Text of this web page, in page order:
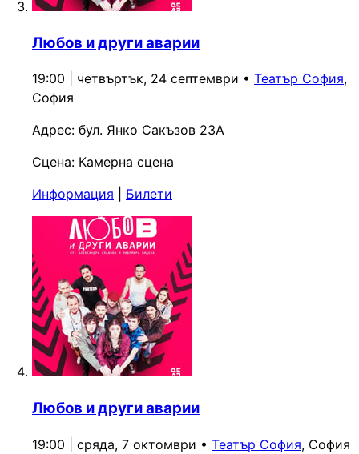
Любов и други аварии
19:00 | четвъртък, 24 септември • Театър София,
София
Адрес: бул. Янко Сакъзов 23А
Сцена: Камерна сцена
Информация
Билети
Любов и други аварии
19:00 | сряда, 7 октомври • Театър София, София